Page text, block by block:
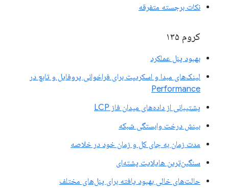
نکات برجسته متفرقه
کروم ۱۳۵
بهبود پنل عملکرد
لینک‌های مبدا و اسکریپت برای فراخوانی پروفایل و تابع در
Performance
پشتیبانی از داده‌های میدان فاز LCP
بینش درخت وابستگی شبکه
مدت زمان به جای کل و زمان خود در خلاصه
سنگین‌ترین هایلایت پشته‌ای
حالت‌های خالی بهبود یافته برای پنل‌های مختلف